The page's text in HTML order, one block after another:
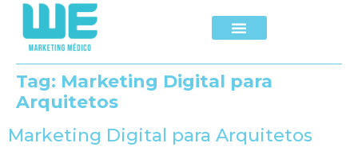
Tag: Marketing Digital para
Arquitetos
Marketing Digital para Arquitetos